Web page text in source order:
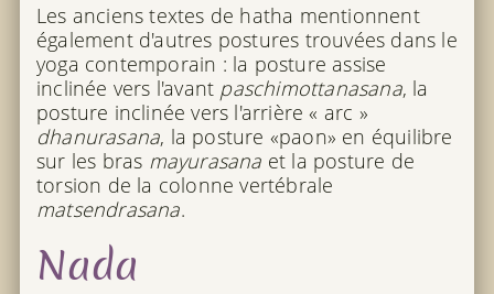
Les anciens textes de hatha mentionnent
également d'autres postures trouvées dans le
yoga contemporain : la posture assise
inclinée vers l'avant paschimottanasana, la
posture inclinée vers l'arrière « arc »
dhanurasana, la posture «paon» en équilibre
sur les bras mayurasana et la posture de
torsion de la colonne vertébrale
matsendrasana.
Nada